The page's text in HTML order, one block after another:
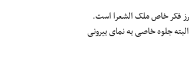
فکر خاص ملک الشعرا است.
جلوه خاصی به نمای بیرونی